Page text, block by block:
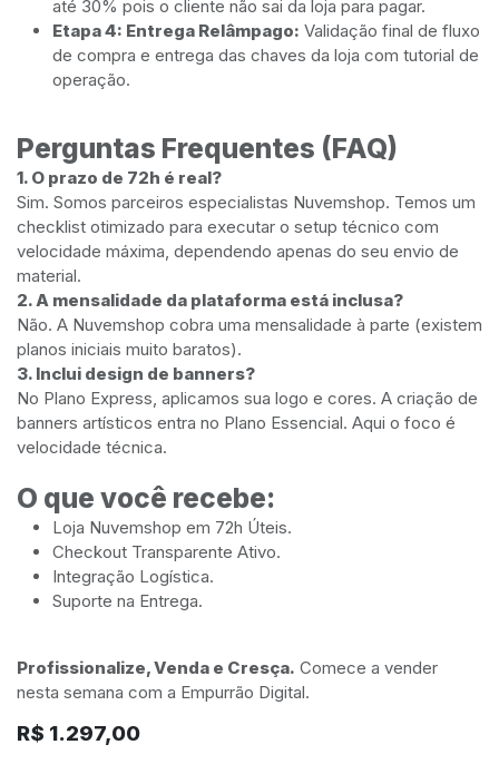
até 30% pois o cliente não sai da loja para pagar.
Etapa 4: Entrega Relâmpago: Validação final de fluxo
de compra e entrega das chaves da loja com tutorial de
operação.
Perguntas Frequentes (FAQ)
1. O prazo de 72h é real?
Sim. Somos parceiros especialistas Nuvemshop. Temos um
checklist otimizado para executar o setup técnico com
velocidade máxima, dependendo apenas do seu envio de
material.
2. A mensalidade da plataforma está inclusa?
Não. A Nuvemshop cobra uma mensalidade à parte (existem
planos iniciais muito baratos).
3. Inclui design de banners?
No Plano Express, aplicamos sua logo e cores. A criação de
banners artísticos entra no Plano Essencial. Aqui o foco é
velocidade técnica.
O que você recebe:
Loja Nuvemshop em 72h Úteis.
Checkout Transparente Ativo.
Integração Logística.
Suporte na Entrega.
Profissionalize, Venda e Cresça. Comece a vender
nesta semana com a Empurrão Digital.
R$ 1.297,00